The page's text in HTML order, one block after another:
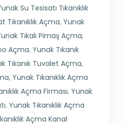
Su Tesisatı Tıkanıklık
Tıkanıklık Açma, Yunak
Tıkalı Pimaş Açma,
Açma, Yunak Tıkanık
Tıkanık Tuvalet Açma,
, Yunak Tıkanıklık Açma
Açma Firması, Yunak
, Yunak Tıkanıklık Açma
Açma Kanal